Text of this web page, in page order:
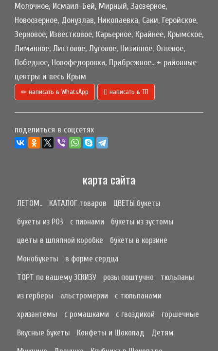
Молочное, Исмаил-Бей, Мирный, Заозерное,
Новоозерное, Донузлав, Николаевка, Саки, Геройское,
Зерновое, Известковое, Карьерное, Крайнее, Крымское,
Лиманное, Листовое, Луговое, Низинное, Огневое,
Победное, Новофедоровка, Прибрежное.. + районные
центры и весь Крым
написать в WhatsApp написать в ТП
поделиться в соцсетях
карта сайта
ЛЕТОМ.. КАТАЛОГ товаров
ЦВЕТЫ букеты
букеты из РОЗ
с пионами
букеты из эустомы
цветы в шляпной коробке
букеты в корзине
Монобукеты
в форме сердца
ТОРТ по вашему ЭСКИЗУ
розы поштучно
тюльпаны
из герберы
альстромерии
с тюльпанами
хризантемы
с ромашками с гвоздикой
горшечные
Вкусные букеты
Конфеты и Шоколад
Детям